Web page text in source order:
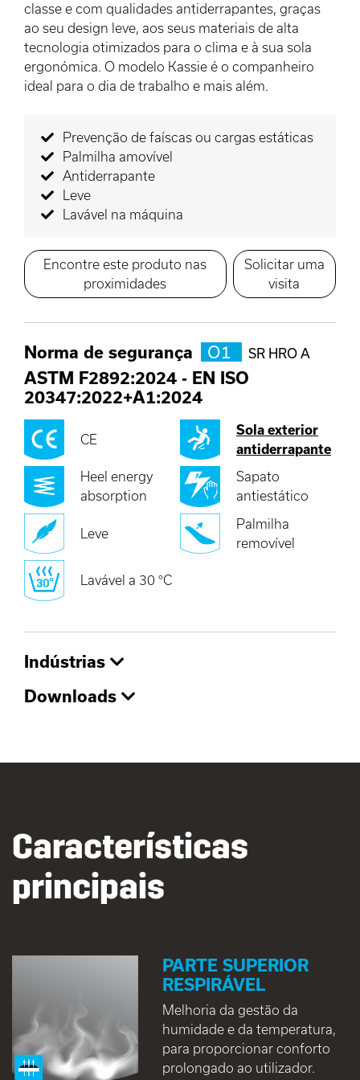
classe e com qualidades antiderrapantes, graças
ao seu design leve, aos seus materiais de alta
tecnologia otimizados para o clima e à sua sola
ergonómica. O modelo Kassie é o companheiro
ideal para o dia de trabalho e mais além.
Prevenção de faíscas ou cargas estáticas
Palmilha amovível
Antiderrapante
Leve
Lavável na máquina
Encontre este produto nas
proximidades
Solicitar uma
visita
Norma de segurança O1 SR HRO A
ASTM F2892:2024 - EN ISO
20347:2022+A1:2024
CE
Sola exterior
antiderrapante
Heel energy
absorption
Sapato
antiestático
Leve
Palmilha
removível
Lavável a 30 °C
Indústrias
Downloads
Características
principais
PARTE SUPERIOR
RESPIRÁVEL
Melhoria da gestão da
humidade e da temperatura,
para proporcionar conforto
prolongado ao utilizador.